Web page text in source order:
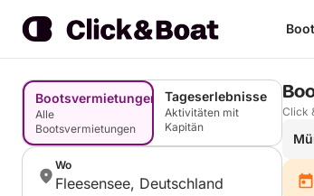
Bootsvermietungen
Alle
Bootsvermietungen
Tageserlebnisse
Aktivitäten mit
Kapitän
Wo
Fleesensee, Deutschland
Click